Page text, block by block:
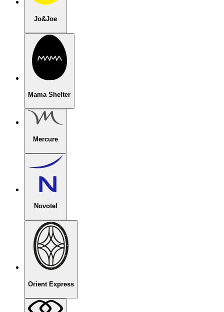
Jo&Joe
Mama Shelter
Mercure
Novotel
Orient Express